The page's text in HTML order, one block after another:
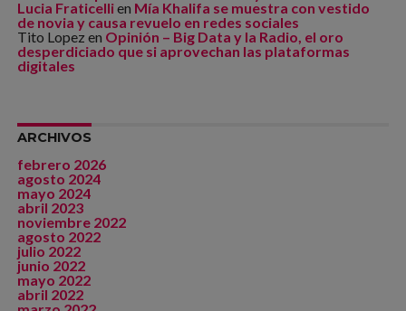
Lucia Fraticellien Mía Khalifa se muestra con vestido
de novia y causa revuelo en redes sociales
Tito Lopez en Opinión – Big Data y la Radio, el oro
desperdiciado que si aprovechan las plataformas
digitales
ARCHIVOS
febrero 2026
agosto 2024
mayo 2024
abril 2023
noviembre 2022
agosto 2022
julio 2022
junio 2022
mayo 2022
abril 2022